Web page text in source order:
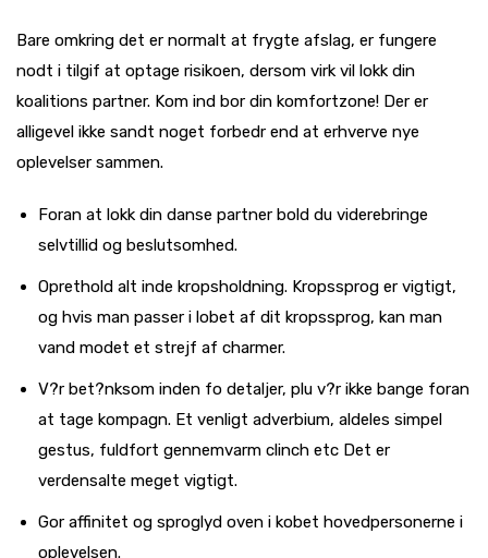
Bare omkring det er normalt at frygte afslag, er fungere
nodt i tilgif at optage risikoen, dersom virk vil lokk din
koalitions partner. Kom ind bor din komfortzone! Der er
alligevel ikke sandt noget forbedr end at erhverve nye
oplevelser sammen.
Foran at lokk din danse partner bold du viderebringe
selvtillid og beslutsomhed.
Oprethold alt inde kropsholdning. Kropssprog er vigtigt,
og hvis man passer i lobet af dit kropssprog, kan man
vand modet et strejf af charmer.
V?r bet?nksom inden fo detaljer, plu v?r ikke bange foran
at tage kompagn. Et venligt adverbium, aldeles simpel
gestus, fuldfort gennemvarm clinch etc Det er
verdensalte meget vigtigt.
Gor affinitet og sproglyd oven i kobet hovedpersonerne i
oplevelsen.